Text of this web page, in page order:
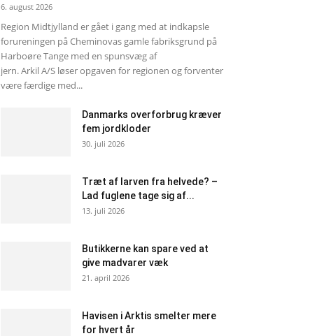
6. august 2026
Region Midtjylland er gået i gang med at indkapsle
forureningen på Cheminovas gamle fabriksgrund på
Harboøre Tange med en spunsvæg af
jern. Arkil A/S løser opgaven for regionen og forventer
være færdige med...
Danmarks overforbrug kræver
fem jordkloder
30. juli 2026
Træt af larven fra helvede? –
Lad fuglene tage sig af...
13. juli 2026
Butikkerne kan spare ved at
give madvarer væk
21. april 2026
Havisen i Arktis smelter mere
for hvert år